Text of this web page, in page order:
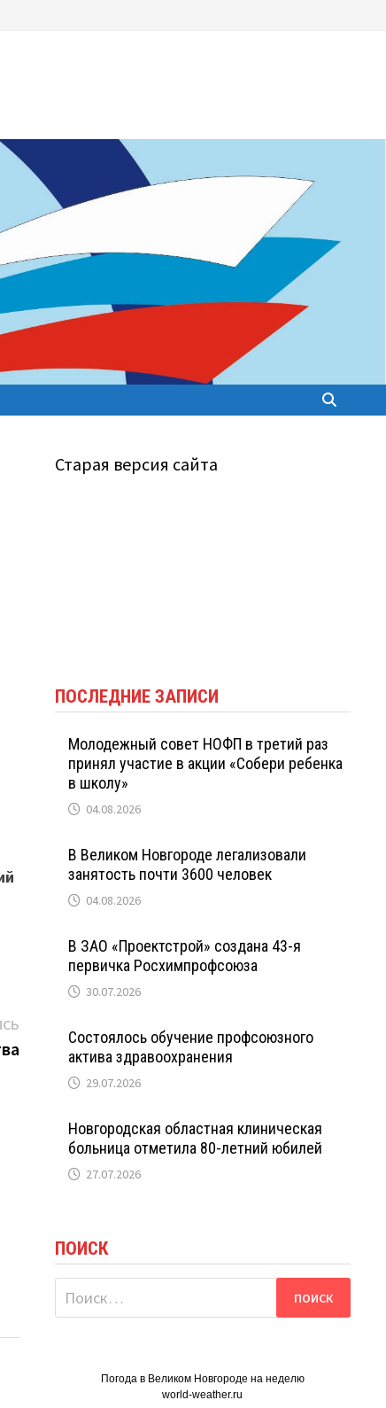
Следующая
запись:
Старая версия сайта
ПОСЛЕДНИЕ ЗАПИСИ
Молодежный совет НОФП в третий раз
принял участие в акции «Собери ребенка
в школу»
04.08.2026
В Великом Новгороде легализовали
занятость почти 3600 человек
04.08.2026
В ЗАО «Проектстрой» создана 43-я
первичка Росхимпрофсоюза
30.07.2026
Состоялось обучение профсоюзного
актива здравоохранения
29.07.2026
Новгородская областная клиническая
больница отметила 80-летний юбилей
27.07.2026
ПОИСК
Найти:
Погода в Великом Новгороде на неделю
world-weather.ru